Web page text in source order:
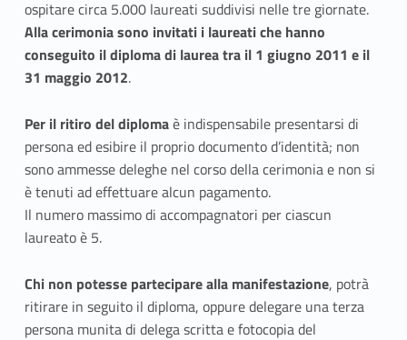
d
i
c
o
n
s
e
g
n
ospitare circa 5.000 laureati suddivisi nelle tre giornate.
Alla cerimonia sono invitati i laureati che hanno
conseguito il diploma di laurea tra il 1 giugno 2011 e il
31 maggio 2012.
Per il ritiro del diplomaè indispensabile presentarsi di
persona ed esibire il proprio documento d’identità; non
sono ammesse deleghe nel corso della cerimonia e non si
è tenuti ad effettuare alcun pagamento.
Il numero massimo di accompagnatori per ciascun
laureato è 5.
Chi non potesse partecipare alla manifestazione, potrà
ritirare in seguito il diploma, oppure delegare una terza
persona munita di delega scritta e fotocopia del